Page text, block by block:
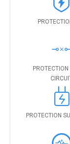
PROTECTION
PROTECTION